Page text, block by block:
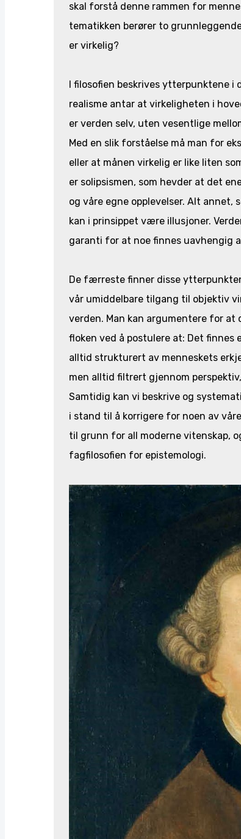
skal forstå denne rammen for
tematikken berører to
er virkelig?
I filosofien beskrives ytterpunktene
realisme antar at virkeligheten i
er verden selv, uten vesentlige
Med en slik forståelse må man for
eller at månen virkelig er like liten
er solipsismen, som hevder at det
og våre egne opplevelser. Alt annet,
kan i prinsippet være illusjoner.
garanti for at noe finnes uavhengig
De færreste finner disse
vår umiddelbare tilgang til objektiv
verden. Man kan argumentere for at
floken ved å postulere at: Det
alltid strukturert av menneskets
men alltid filtrert gjennom
Samtidig kan vi beskrive og
i stand til å korrigere for noen av
til grunn for all moderne vitenskap,
fagfilosofien for epistemologi.